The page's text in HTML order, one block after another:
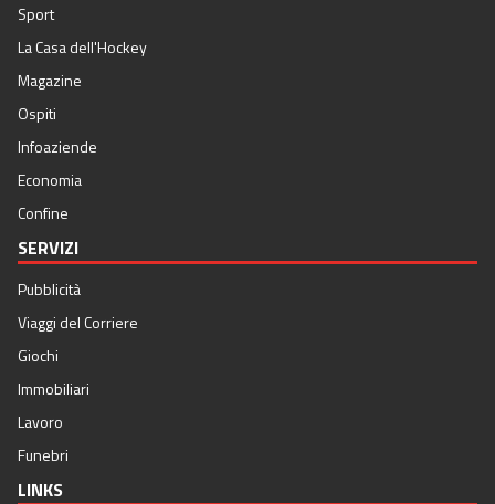
Sport
La Casa dell'Hockey
Magazine
Ospiti
Infoaziende
Economia
Confine
SERVIZI
Pubblicità
Viaggi del Corriere
Giochi
Immobiliari
Lavoro
Funebri
LINKS